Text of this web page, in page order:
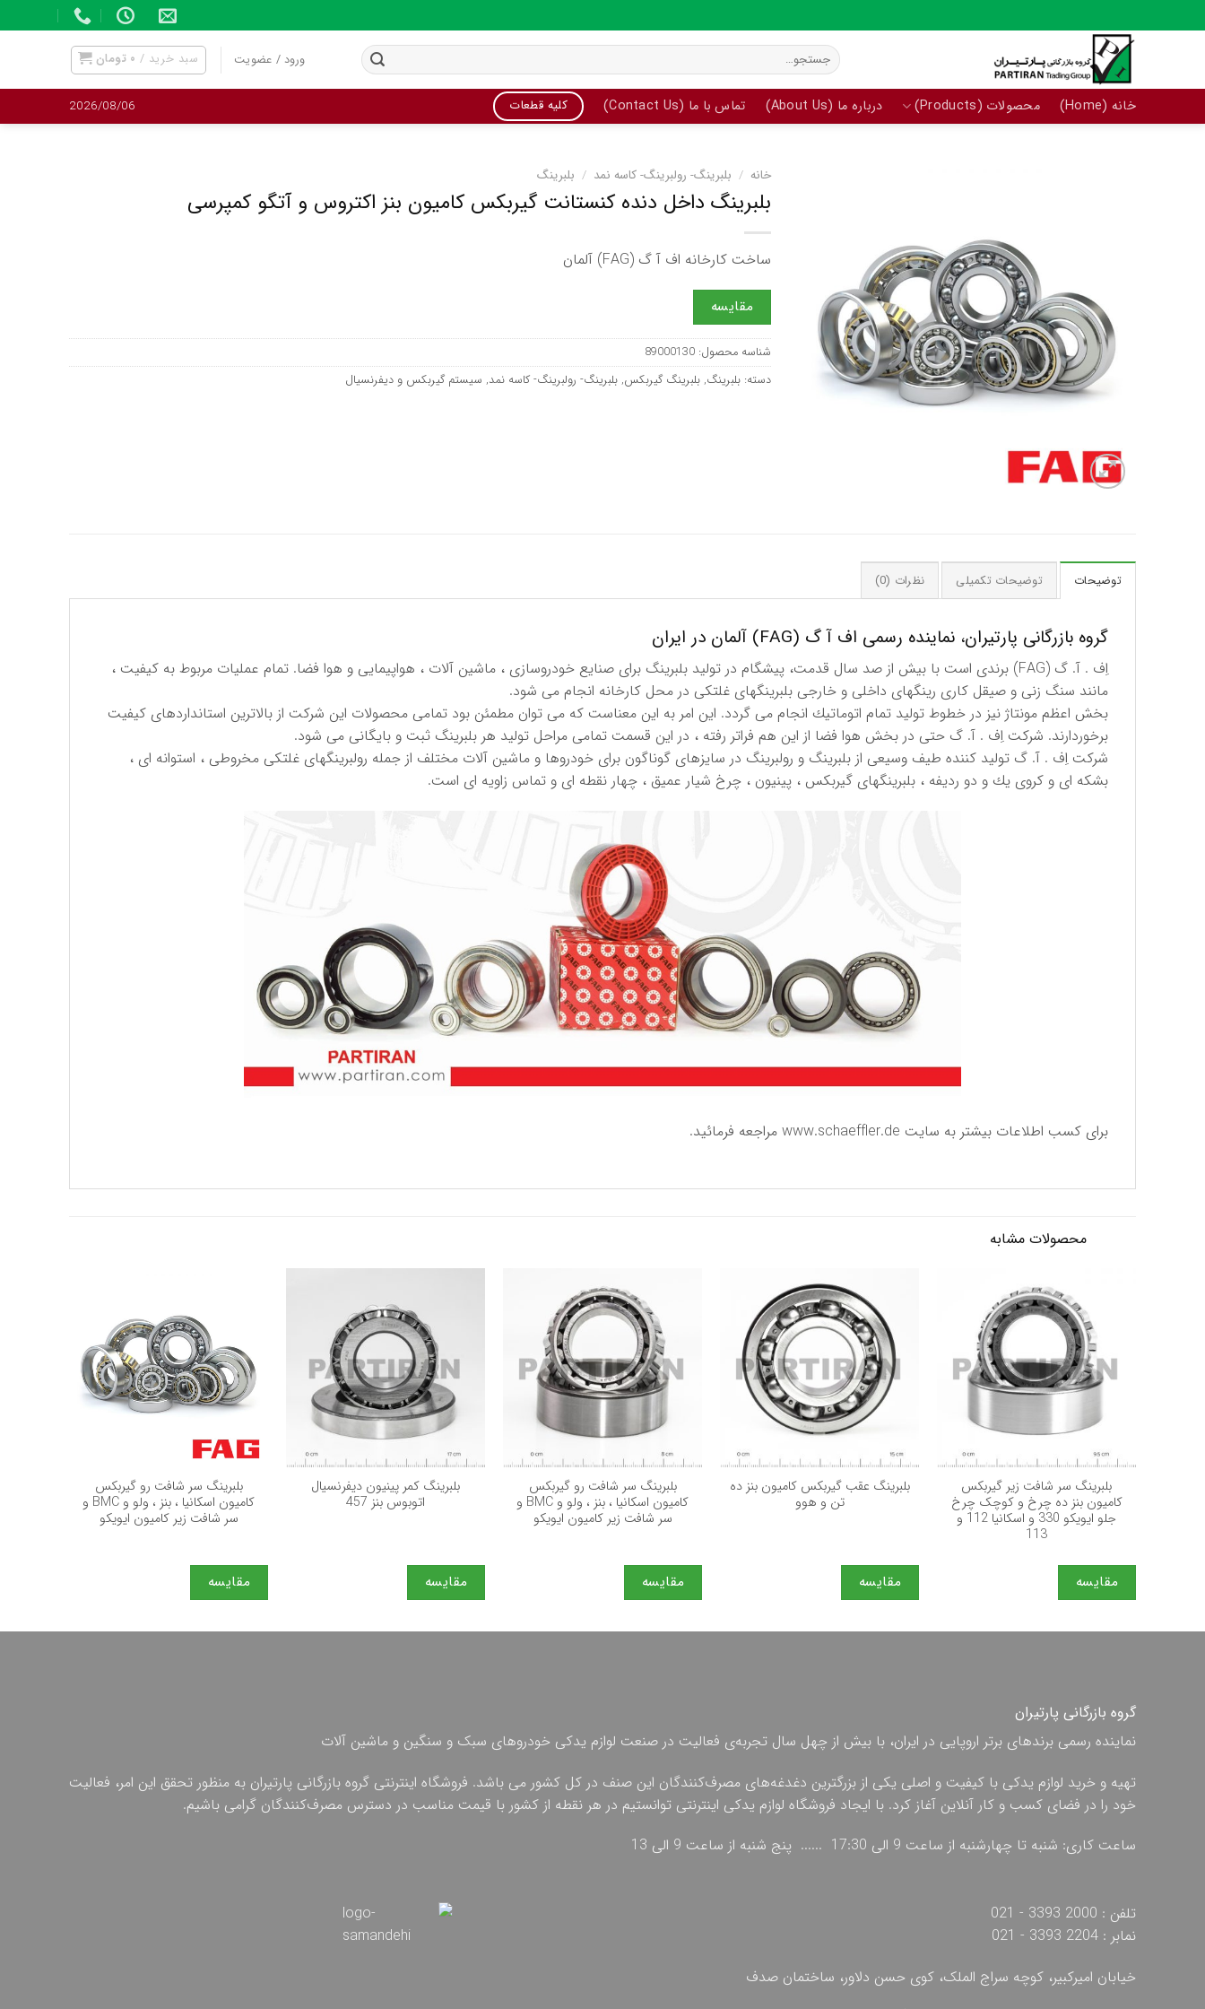
to
جستجو
برای:
ورود / عضویت سبد خرید / ۰ تومان
خانه (Home) محصولات (Products) درباره ما (About Us) تماس با ما (Contact Us) کلیه قطعات 2026/08/06
خانه / بلبرینگ- رولبرینگ- کاسه نمد / بلبرینگ
بلبرینگ داخل دنده کنستانت گیربکس کامیون بنز اکتروس و آتگو کمپرسی
ساخت کارخانه اف آ گ (FAG) آلمان
مقایسه
شناسه محصول: 89000130
دسته: بلبرینگ, بلبرینگ گیربکس, بلبرینگ- رولبرینگ- کاسه نمد, سیستم گیربکس و دیفرنسیال
توضیحات توضیحات تکمیلی نظرات (0)
گروه بازرگانی پارتیران، نماینده رسمی اف آ گ (FAG) آلمان در ایران
اِف . آ. گ (FAG) برندی است با بیش از صد سال قدمت، پیشگام در تولید بلبرینگ برای صنایع خودروسازی ، ماشین آلات ، هواپیمایی و هوا فضا. تمام عملیات مربوط به كیفیت ،
مانند سنگ زنی و صیقل كاری رینگهای داخلی و خارجی بلبرینگهای غلتكی در محل كارخانه انجام می شود.
بخش اعظم مونتاژ نیز در خطوط تولید تمام اتوماتیك انجام می گردد. این امر به این معناست كه می توان مطمئن بود تمامی محصولات این شركت از بالاترین استانداردهای كیفیت
برخوردارند. شركت اِف . آ. گ حتی در بخش هوا فضا از این هم فراتر رفته ، در این قسمت تمامی مراحل تولید هر بلبرینگ ثبت و بایگانی می شود.
شركت اِف . آ. گ تولید كننده طیف وسیعی از بلبرینگ و رولبرینگ در سایزهای گوناگون برای خودروها و ماشین آلات مختلف از جمله رولبرینگهای غلتكی مخروطی ، استوانه ای ،
بشكه ای و كروی یك و دو ردیفه ، بلبرینگهای گیربكس ، پینیون ، چرخ شیار عمیق ، چهار نقطه ای و تماس زاویه ای است.
برای كسب اطلاعات بیشتر به سایت www.schaeffler.de مراجعه فرمائید.
محصولات مشابه
+
بلبرینگ سر شافت زیر گیربکس
کامیون بنز ده چرخ و کوچک چرخ
جلو ایویکو 330 و اسکانیا 112 و
113
مقایسه
+
بلبرینگ عقب گیربکس کامیون بنز ده
تن و هوو
مقایسه
بلبرینگ سر شافت رو گیربکس
کامیون اسکانیا ، بنز ، ولو و BMC و
سر شافت زیر کامیون ایویکو
مقایسه
+
بلبرینگ کمر پینیون دیفرنسیال
اتوبوس بنز 457
مقایسه
بلبرینگ سر شافت رو گیربکس
کامیون اسکانیا ، بنز ، ولو و BMC و
سر شافت زیر کامیون ایویکو
مقایسه
گروه بازرگانی پارتیران
نماینده رسمی برندهای برتر اروپایی در ایران، با بیش از چهل سال تجربه‌ی فعالیت در صنعت لوازم یدکی خودروهای سبک و سنگین و ماشین آلات
تهیه و خرید لوازم یدکی با کیفیت و اصلی یکی از بزرگترین دغدغه‌های مصرف‌کنندگان این صنف در کل کشور می باشد. فروشگاه اینترنتی گروه بازرگانی پارتیران به منظور تحقق این امر، فعالیت
خود را در فضای کسب و کار آنلاین آغاز کرد. با ایجاد فروشگاه لوازم یدکی اینترنتی توانستیم در هر نقطه از کشور با قیمت مناسب در دسترس مصرف‌کنندگان گرامی باشیم.
ساعت کاری: شنبه تا چهارشنبه از ساعت 9 الی 17:30 ...... پنج شنبه از ساعت 9 الی 13
تلفن : 2000 3393 - 021
نمابر : 2204 3393 - 021
خیابان امیرکبیر، کوچه سراج الملک، کوی حسن دلاور، ساختمان صدف